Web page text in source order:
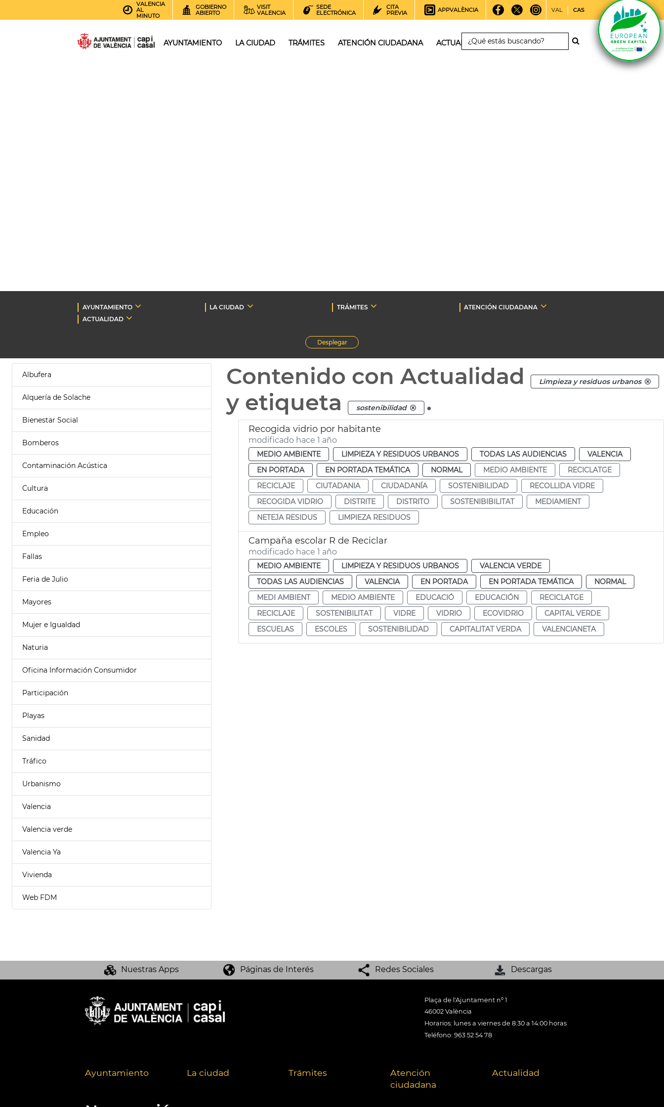
VALENCIA
AL
MINUTO
GOBIERNO
ABIERTO
VISIT
VALENCIA
SEDE
ELECTRÓNICA
CITA
PREVIA
APPVALÈNCIA VAL CAS
AYUNTAMIENTO LA CIUDAD TRÁMITES ATENCIÓN CIUDADANA ACTUALIDAD
AYUNTAMIENTO LA CIUDAD TRÁMITES
ATENCIÓN CIUDADANA
ACTUALIDAD
Desplegar
Albufera
Alquería de Solache
Bienestar Social
Bomberos
Contaminación Acústica
Cultura
Educación
Empleo
Fallas
Feria de Julio
Mayores
Mujer e Igualdad
Naturia
Oficina Información Consumidor
Participación
Playas
Sanidad
Tráfico
Urbanismo
Valencia
Valencia verde
Valencia Ya
Vivienda
Web FDM
Contenido con Actualidad Limpieza y residuos urbanos
y etiqueta sostenibilidad .
Recogida vidrio por habitante
modificado hace 1 año
MEDIO AMBIENTE LIMPIEZA Y RESIDUOS URBANOS TODAS LAS AUDIENCIAS
VALENCIA
EN PORTADA
EN PORTADA TEMÁTICA NORMAL MEDIO AMBIENTE
RECICLATGE
RECICLAJE
CIUTADANIA CIUDADANÍA SOSTENIBILIDAD
RECOLLIDA VIDRE
RECOGIDA VIDRIO
DISTRITE DISTRITO SOSTENIBIBILITAT
MEDIAMIENT
NETEJA RESIDUS
LIMPIEZA RESIDUOS
Campaña escolar R de Reciclar
modificado hace 1 año
MEDIO AMBIENTE LIMPIEZA Y RESIDUOS URBANOS
VALENCIA VERDE
TODAS LAS AUDIENCIAS
VALENCIA EN PORTADA EN PORTADA TEMÁTICA
NORMAL
MEDI AMBIENT
MEDIO AMBIENTE EDUCACIÓ EDUCACIÓN
RECICLATGE
RECICLAJE
SOSTENIBILITAT VIDRE VIDRIO ECOVIDRIO
CAPITAL VERDE
ESCUELAS
ESCOLES SOSTENIBILIDAD CAPITALITAT VERDA VALENCIANETA
Nuestras Apps Páginas de Interés Redes Sociales Descargas
Plaça de l'Ajuntament nº 1
46002 València
Horarios: lunes a viernes de 8:30 a 14:00 horas
Teléfono: 963 52 54 78
Ayuntamiento La ciudad Trámites
Atención
ciudadana
Actualidad